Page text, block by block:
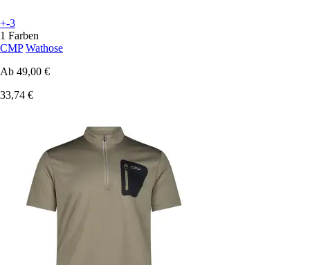
+-3
1 Farben
CMP Wathose
Ab 49,00 €
33,74 €